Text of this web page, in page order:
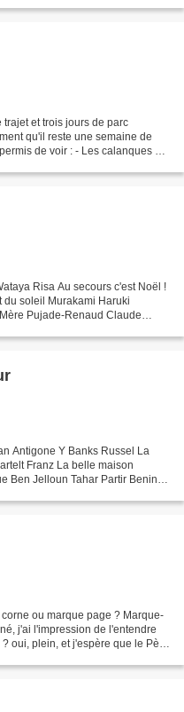
et trois jours de parc
qu'il reste une semaine de
de voir : - Les calanques de
Risa Au secours c'est Noël !
du soleil Murakami Haruki
Pujade-Renaud Claude
Antigone Y Banks Russel La
Franz La belle maison
Ben Jelloun Tahar Partir Benincà
ou marque page ? Marque-
j'ai l'impression de l'entendre
oui, plein, et j'espère que le Père